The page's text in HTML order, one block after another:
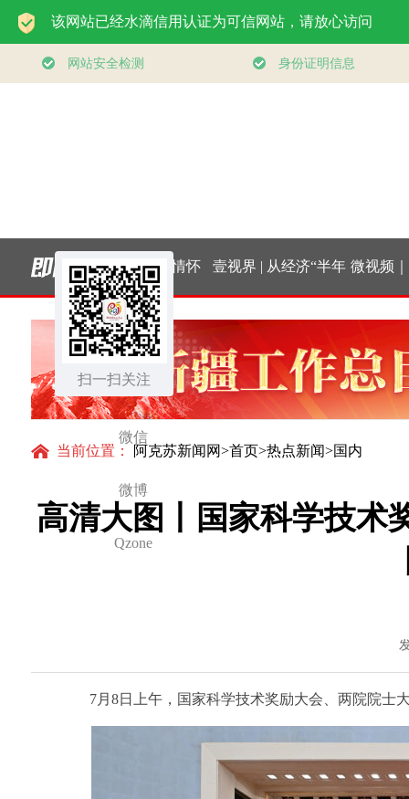
扫一扫关注
微信
微博
Qzone
大道行天下｜东方之
约，相约未来——中
国元首外交的世界情
怀与大国气派
经纬线·向新，向前 “
把
当前位置： 阿克苏新闻网>首页>热点新闻>国内
高清大图丨国家科学技术
7月8日上午，国家科学技术奖励大会、两院院士大